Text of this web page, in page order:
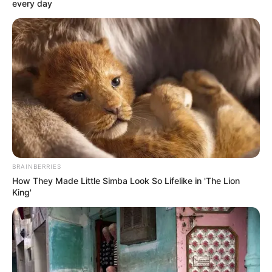
Daftar isi
Karier
Wanita cantik berhijab ini memiliki suara merdu yang menjadi
daya tariknya. Sadar akan bakat yang dimilikinya, ia pun mencoba
memamerkan suara emasnya di TikTok.
Tak disangka, hal ini disambut baik oleh para warganet di TikTok.
Banyak yang kemudian jatuh hati pada suara dan parasnya
sehingga dengan sukarela menjadi pengikutnya.
Oleh sebab itu, tak heran jika kini ia telah memiliki begitu banyak
followers. Tak cuma itu, bahkan penonton video yang
diunggahnya pun bisa mencapai jutaan.
Namun selain menunjukkan bakatnya dalam bernyanyi, tentu dara
every day
BRAINBERRIES
How They Made Little Simba Look So Lifelike in 'The Lion
King'